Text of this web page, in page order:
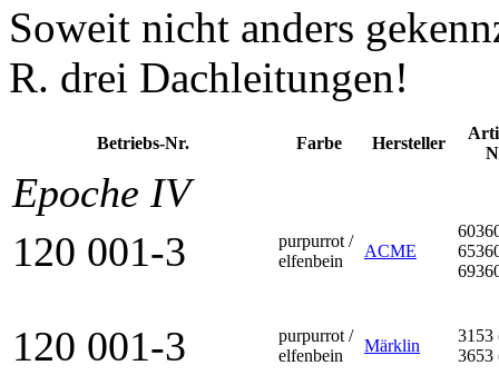
Soweit nicht anders
R. drei Dachleitungen!
Betriebs-Nr. Farbe Her­steller
Epoche IV
120 001-3
purpurrot /
elfenbein
ACME
120 001-3
purpurrot /
elfenbein
Märklin
3153
3653